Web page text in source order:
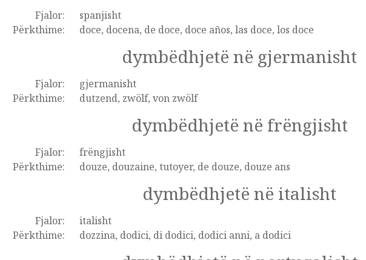
Fjalor:
spanjisht
Përkthime:
doce, docena, de doce, doce años, las doce, los doce
dymbëdhjetë në gjermanisht
Fjalor:
gjermanisht
Përkthime:
dutzend, zwölf, von zwölf
dymbëdhjetë në frëngjisht
Fjalor:
frëngjisht
Përkthime:
douze, douzaine, tutoyer, de douze, douze ans
dymbëdhjetë në italisht
Fjalor:
italisht
Përkthime:
dozzina, dodici, di dodici, dodici anni, a dodici